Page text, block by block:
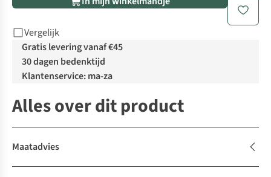
Vergelijk
Gratis levering vanaf €45
30 dagen bedenktijd
Klantenservice: ma-za
Alles over dit product
Maatadvies